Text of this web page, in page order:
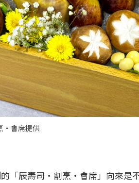
‧會席提供
「辰壽司‧割烹‧會席」向來是